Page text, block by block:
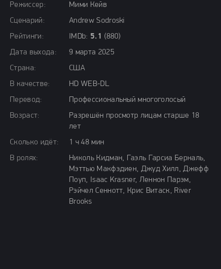
Режиссер:
Мими Кейв
Сценарий:
Andrew Sodroski
Рейтинги:
IMDb: 5.1
(880)
Дата выхода:
9 марта 2025
Страна:
США
В качестве:
HD WEB-DL
Перевод:
Профессиональный многоголосый
Возраст:
Разрешён просмотр лицам старше 18
лет
Сколько идёт:
1 ч 48 мин
В ролях:
Николь Кидман, Гаэль Гарсиа Берналь,
Мэттью Макфэдиен, Джуд Хилл, Джефф
Поуп, Isaac Krasner, Леннон Парэм,
Рэйчел Сеннотт, Крис Витаск, River
Brooks